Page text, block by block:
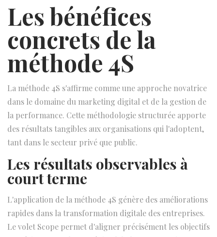
Les bénéfices
concrets de la
méthode 4S
La méthode 4S s'affirme comme une approche novatrice
dans le domaine du marketing digital et de la gestion de
la performance. Cette méthodologie structurée apporte
des résultats tangibles aux organisations qui l'adoptent,
tant dans le secteur privé que public.
Les résultats observables à
court terme
L'application de la méthode 4S génère des améliorations
rapides dans la transformation digitale des entreprises.
Le volet Scope permet d'aligner précisément les objectifs